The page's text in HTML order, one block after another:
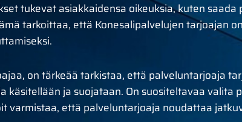
tukevat asiakkaidensa oikeuksia, kuten
tarkoittaa, että Konesalipalvelujen
on tärkeää tarkistaa, että palveluntarjoaja
käsitellään ja suojataan. On suositeltavaa
varmistaa, että palveluntarjoaja noudattaa